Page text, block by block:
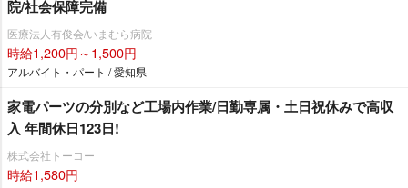
院/社会保障完備
医療法人有俊会/いまむら病院
時給1,200円～1,500円
アルバイト・パート / 愛知県
家電パーツの分別など工場内作業/日勤専属・土日祝休みで高収
入 年間休日123日!
株式会社トーコー
時給1,580円